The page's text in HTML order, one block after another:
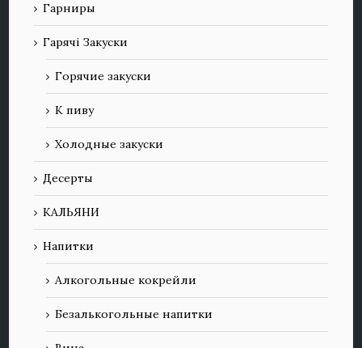
Гарниры
Гарячі Закуски
Горячие закуски
К пиву
Холодные закуски
Десерты
КАЛЬЯНИ
Напитки
Алкогольные кокрейли
Безалькогольные напитки